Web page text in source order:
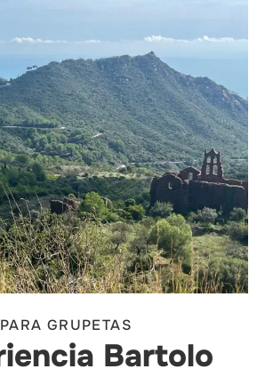
PARA GRUPETAS
Bartolo